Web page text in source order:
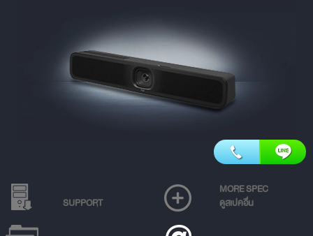
SUPPORT
MORE SPEC
ดูสเปคอื่น